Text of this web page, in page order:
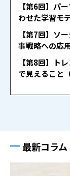
【第6回】パ
わせた学習モ
【第7回】ソ
事戦略への応
【第8回】ト
で見えること
最新コラム